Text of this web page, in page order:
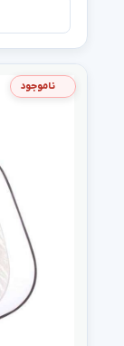
ناموجود